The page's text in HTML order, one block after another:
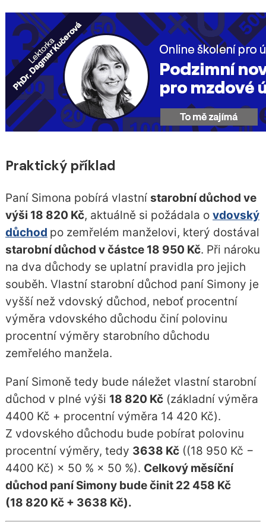
Praktický příklad
Paní Simona pobírá vlastní starobní důchod ve
výši 18 820 Kč, aktuálně si požádala o vdovský
důchod po zemřelém manželovi, který dostával
starobní důchod v částce 18 950 Kč. Při nároku
na dva důchody se uplatní pravidla pro jejich
souběh. Vlastní starobní důchod paní Simony je
vyšší než vdovský důchod, neboť procentní
výměra vdovského důchodu činí polovinu
procentní výměry starobního důchodu
zemřelého manžela.
Paní Simoně tedy bude náležet vlastní starobní
důchod v plné výši 18 820 Kč(základní výměra
4400 Kč + procentní výměra 14 420 Kč).
Z vdovského důchodu bude pobírat polovinu
procentní výměry, tedy 3638 Kč((18 950 Kč −
4400 Kč) × 50 % × 50 %). Celkový měsíční
důchod paní Simony bude činit 22 458 Kč
(18 820 Kč + 3638 Kč).